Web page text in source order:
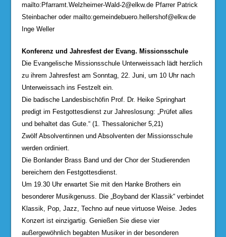
mailto:Pfarramt.Welzheimer-Wald-2@elkw.dePfarrer Patrick
Steinbacher oder mailto:gemeindebuero.hellershof@elkw.de
Inge Weller
Konferenz und Jahresfest der Evang. Missionsschule
Die Evangelische Missionsschule Unterweissach lädt herzlich
zu ihrem Jahresfest am Sonntag, 22. Juni, um 10 Uhr nach
Unterweissach ins Festzelt ein.
Die badische Landesbischöfin Prof. Dr. Heike Springhart
predigt im Festgottesdienst zur Jahreslosung: „Prüfet alles
und behaltet das Gute.“ (1. Thessalonicher 5,21)
Zwölf Absolventinnen und Absolventen der Missionsschule
werden ordiniert.
Die Bonlander Brass Band und der Chor der Studierenden
bereichern den Festgottesdienst.
Um 19.30 Uhr erwartet Sie mit den Hanke Brothers ein
besonderer Musikgenuss. Die „Boyband der Klassik“ verbindet
Klassik, Pop, Jazz, Techno auf neue virtuose Weise. Jedes
Konzert ist einzigartig. Genießen Sie diese vier
außergewöhnlich begabten Musiker in der besonderen